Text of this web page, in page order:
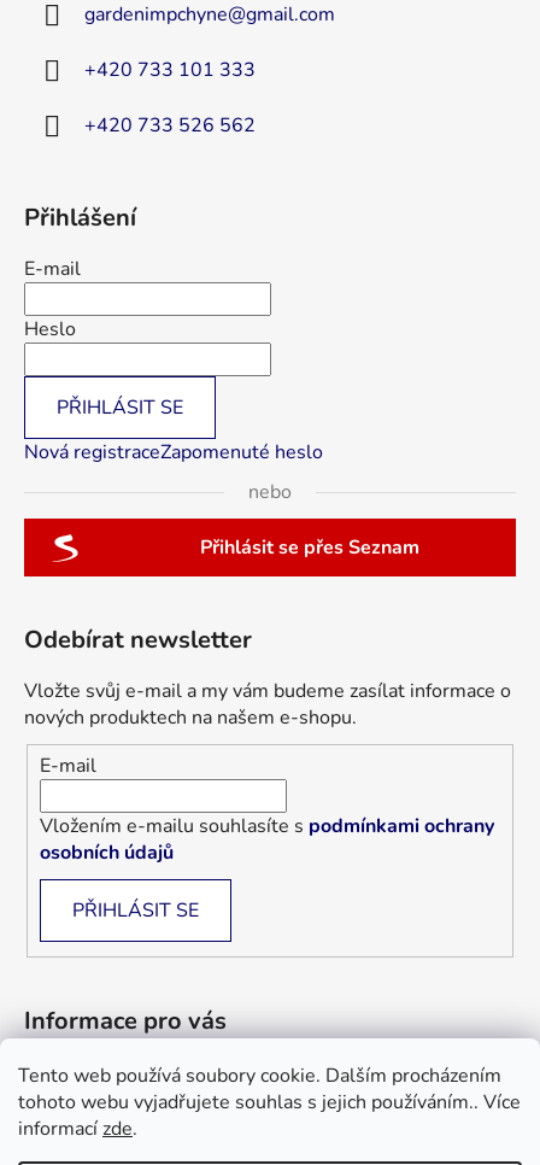
Tento web používá soubory cookie. Dalším procházením
tohoto webu vyjadřujete souhlas s jejich používáním.. Více
informacízde.
gardenimpchyne@gmail.com
+420 733 101 333
+420 733 526 562
Přihlášení
E-mail
Heslo
PŘIHLÁSIT SE
Nová registraceZapomenuté heslo
nebo
Přihlásit se přes Seznam
Odebírat newsletter
Vložte svůj e-mail a my vám budeme zasílat informace o
nových produktech na našem e-shopu.
E-mail
Vložením e-mailu souhlasíte s podmínkami ochrany
osobních údajů
PŘIHLÁSIT SE
Informace pro vás
Jak nakupovat
Obchodní podmínky